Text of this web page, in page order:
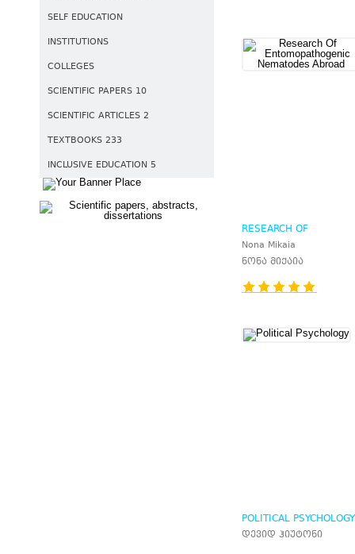
SELF EDUCATION
INSTITUTIONS
COLLEGES
SCIENTIFIC PAPERS 10
SCIENTIFIC ARTICLES 2
TEXTBOOKS 233
INCLUSIVE EDUCATION 5
RESEARCH OF
ENTOMOPATHOGENIC
NEMATODES ABROAD
Nona Mikaia
ნონა მიქაია
POLITICAL PSYCHOLOGY
დევიდ ჰიუტონი